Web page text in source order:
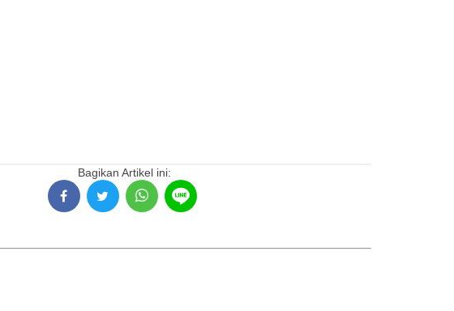
Bagikan Artikel ini: